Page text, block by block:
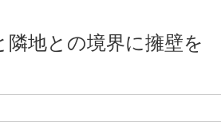
隣地との境界に擁壁を